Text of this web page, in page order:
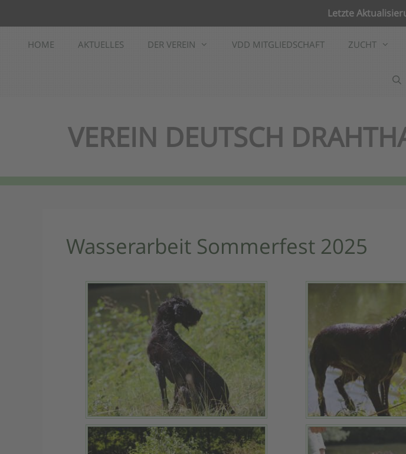
springen
Letzte
HOME AKTUELLES DER VEREIN VDD MITGLIEDSCHAFT ZUCHT
VEREIN DEUTSCH
Wasserarbeit Sommerfest 2025